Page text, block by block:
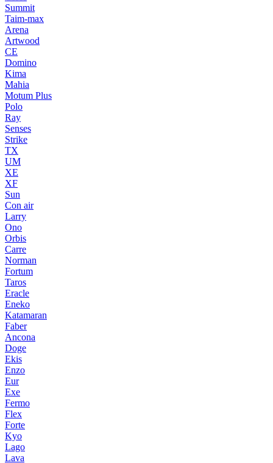
Summit
Taim-max
Arena
Artwood
CE
Domino
Kima
Mahia
Motum Plus
Polo
Ray
Senses
Strike
TX
UM
XE
XF
Sun
Con air
Larry
Ono
Orbis
Carre
Norman
Fortum
Taros
Eracle
Eneko
Katamaran
Faber
Ancona
Doge
Ekis
Enzo
Eur
Exe
Fermo
Flex
Forte
Kyo
Lago
Lava